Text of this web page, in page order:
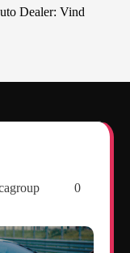
Dealer: Vind
0